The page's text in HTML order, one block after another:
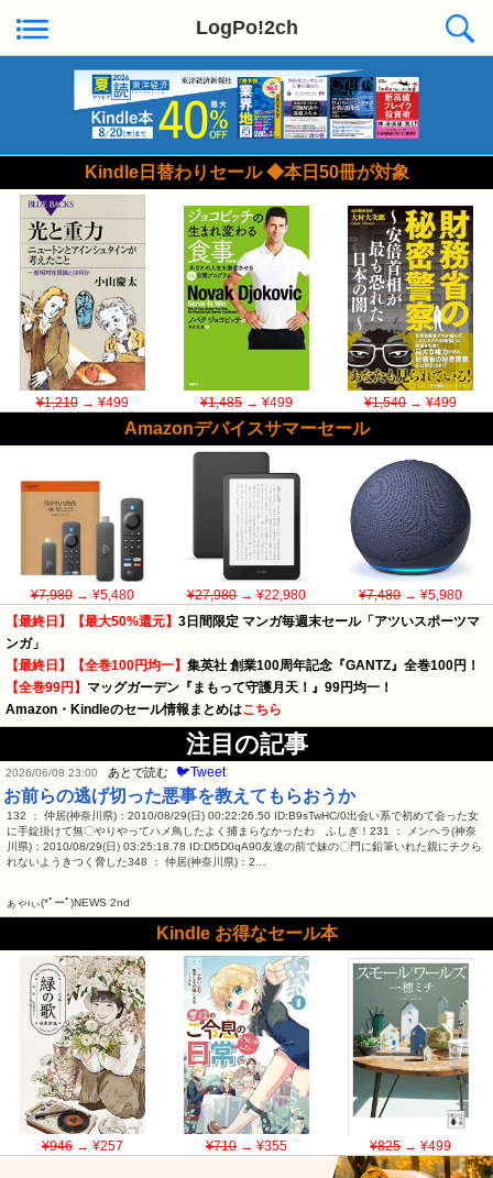
LogPo!2ch
Kindle日替わりセール ◆本日50冊が対象
¥1,210→ ¥499 ¥1,485→ ¥499 ¥1,540→ ¥499
Amazonデバイスサマーセール
¥7,980→ ¥5,480 ¥27,980→ ¥22,980 ¥7,480→ ¥5,980
【最終日】【最大50%還元】 3日間限定 マンガ毎週末セール「アツいスポーツマ
ンガ」
【最終日】【全巻100円均一】 集英社 創業100周年記念『GANTZ』全巻100円！
【全巻99円】 マッグガーデン『まもって守護月天！』99円均一！
Amazon・Kindleのセール情報まとめはこちら
注目の記事
2026/06/08 23:00 あとで読む 🐦Tweet
お前らの逃げ切った悪事を教えてもらおうか
132 ： 仲居(神奈川県)：2010/08/29(日) 00:22:26.50 ID:B9sTwHC/0出会い系で初めて会った女
に手錠掛けて無〇やりやってハメ鳥したよく捕まらなかったわ ふしぎ！231 ： メンヘラ(神奈
川県)：2010/08/29(日) 03:25:18.78 ID:Dl5D0qA90友達の前で妹の〇門に鉛筆いれた親にチクら
れないようきつく脅した348 ： 仲居(神奈川県)：2…
ぁゃιぃ(*ﾟーﾟ)NEWS 2nd
Kindle お得なセール本
¥946→ ¥257 ¥710→ ¥355 ¥825→ ¥499